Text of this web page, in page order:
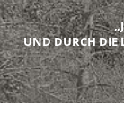
UND DURCH DIE